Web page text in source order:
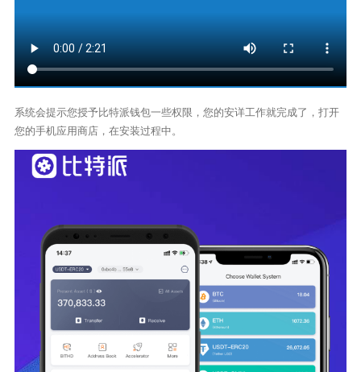
系统会提示您授予比特派钱包一些权限，您的安详工作就完成了，打开
您的手机应用商店，在安装过程中。